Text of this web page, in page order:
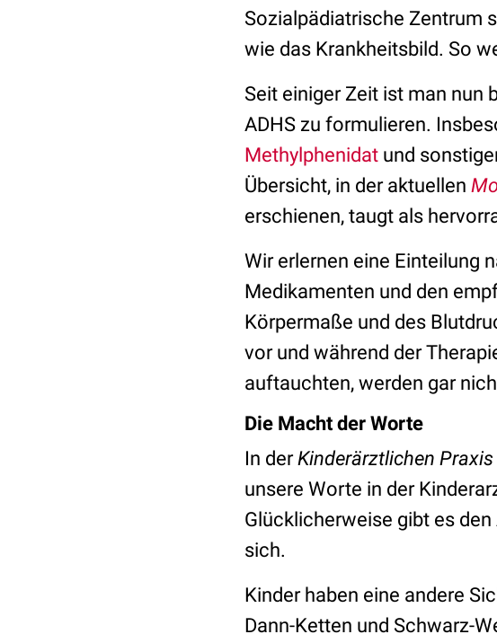
Sozialpädiatrische Zentrum
wie das Krankheitsbild. So
Seit einiger Zeit ist man nun
ADHS zu formulieren.
Methylphenidat und
Übersicht, in der aktuellen
erschienen, taugt als
Wir erlernen eine Einteilung
Medikamenten und den
Körpermaße und des
vor und während der
auftauchten, werden gar
Die Macht der Worte
In derKinderärztlichen Praxis
unsere Worte in der
Glücklicherweise gibt es den
sich.
Kinder haben eine andere
Dann-Ketten und Schwarz-